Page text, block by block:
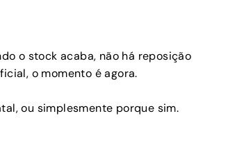
o stock acaba, não há reposição
o momento é agora.
ou simplesmente porque sim.